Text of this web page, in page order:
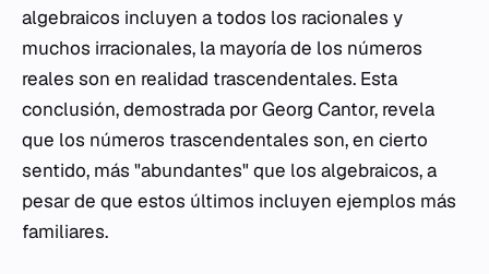
algebraicos incluyen a todos los racionales y
muchos irracionales, la mayoría de los números
reales son en realidad trascendentales. Esta
conclusión, demostrada por Georg Cantor, revela
que los números trascendentales son, en cierto
sentido, más "abundantes" que los algebraicos, a
pesar de que estos últimos incluyen ejemplos más
familiares.